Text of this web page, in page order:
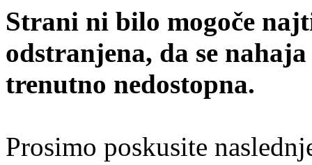
Strani ni bilo mogoče
odstranjena, da se
trenutno nedostopna.
Prosimo poskusite